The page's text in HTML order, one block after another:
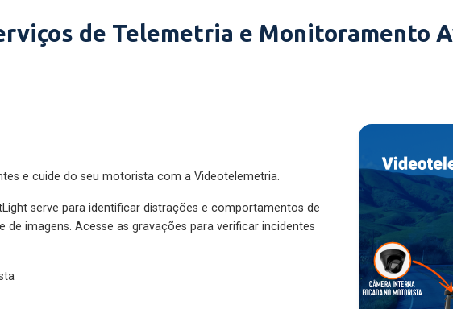
de Telemetria e Monitoramento
e cuide do seu motorista com a Videotelemetria.
serve para identificar distrações e comportamentos de
de imagens. Acesse as gravações para verificar incidentes